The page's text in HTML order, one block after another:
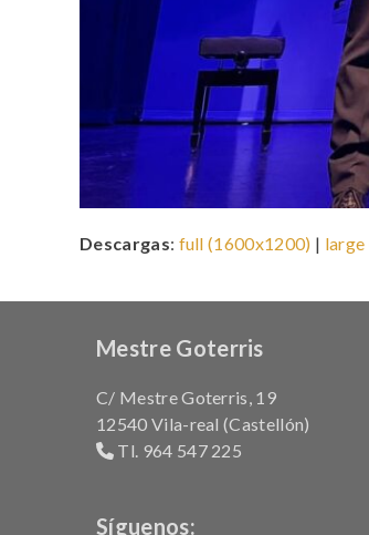
Descargas: full (1600x1200) |
Mestre Goterris
C/ Mestre Goterris, 19
12540 Vila-real (Castellón)
Tl. 964 547 225
Síguenos: